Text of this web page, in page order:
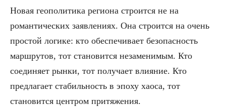
Новая геополитика региона строится не на
романтических заявлениях. Она строится на очень
простой логике: кто обеспечивает безопасность
маршрутов, тот становится незаменимым. Кто
соединяет рынки, тот получает влияние. Кто
предлагает стабильность в эпоху хаоса, тот
становится центром притяжения.